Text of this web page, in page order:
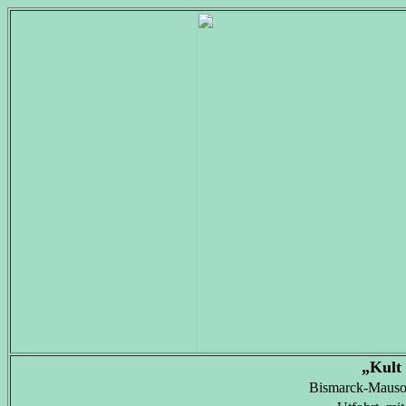
„Kult
Bismarck-